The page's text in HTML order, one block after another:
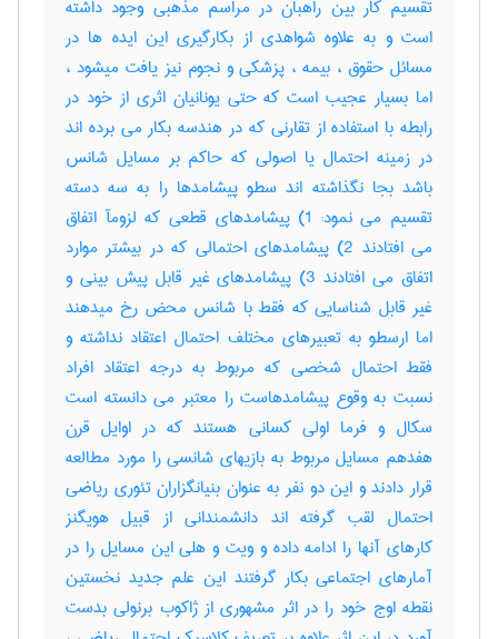
تقسیم کار بین راهبان در مراسم مذهبی وجود داشته
است و به علاوه شواهدی از بکارگیری این ایده ها در
مسائل حقوق ، بیمه ، پزشکی و نجوم نیز یافت میشود ،
اما بسیار عجیب است که حتی یونانیان اثری از خود در
رابطه با استفاده از تقارنی که در هندسه بکار می برده اند
در زمینه احتمال یا اصولی که حاکم بر مسایل شانس
باشد بجا نگذاشته اند سطو پیشامدها را به سه دسته
تقسیم می نمود: 1) پیشامدهای قطعی که لزومآ اتفاق
می افتادند 2) پیشامدهای احتمالی که در بیشتر موارد
اتفاق می افتادند 3) پیشامدهای غیر قابل پیش بینی و
غیر قابل شناسایی که فقط با شانس محض رخ میدهند
اما ارسطو به تعبیرهای مختلف احتمال اعتقاد نداشته و
فقط احتمال شخصی که مربوط به درجه اعتقاد افراد
نسبت به وقوع پیشامدهاست را معتبر می دانسته است
سکال و فرما اولی کسانی هستند که در اوایل قرن
هفدهم مسایل مربوط به بازیهای شانسی را مورد مطالعه
قرار دادند و این دو نفر به عنوان بنیانگزاران تئوری ریاضی
احتمال لقب گرفته اند دانشمندانی از قبیل هویگنز
کارهای آنها را ادامه داده و ویت و هلی این مسایل را در
آمارهای اجتماعی بکار گرفتند این علم جدید نخستین
نقطه اوج خود را در اثر مشهوری از ژاکوب برنولی بدست